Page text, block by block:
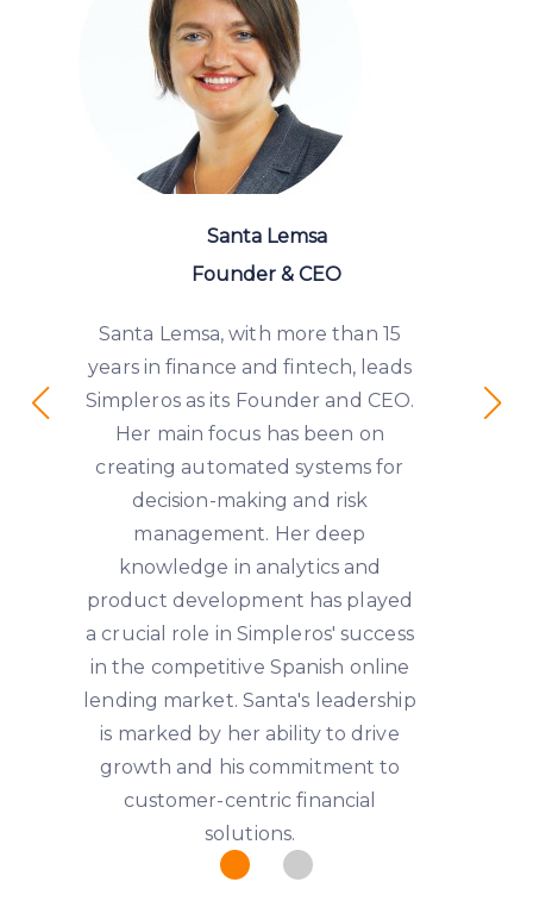
Santa Lemsa
Founder & CEO
Santa Lemsa, with more than 15
years in finance and fintech, leads
Simpleros as its Founder and CEO.
Her main focus has been on
creating automated systems for
decision-making and risk
management. Her deep
knowledge in analytics and
product development has played
a crucial role in Simpleros' success
in the competitive Spanish online
lending market. Santa's leadership
is marked by her ability to drive
growth and his commitment to
customer-centric financial
solutions.